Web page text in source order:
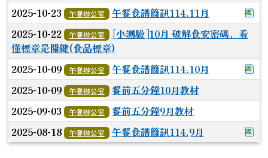
2025-10-23 午餐辦公室
午餐食譜簡訊114.11月
2025-10-22
午餐辦公室
[小測驗]10月 破解食安密碼，看
懂標章是關鍵(食品標章)
2025-10-09 午餐辦公室
午餐食譜簡訊114.10月
2025-10-09
午餐辦公室
餐前五分鐘10月教材
2025-09-03
午餐辦公室
餐前五分鐘9月教材
2025-08-18 午餐辦公室 午餐食譜簡訊114.9月